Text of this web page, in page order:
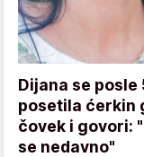
Dijana se
posetila ćerkin
čovek i govori:
se nedavno"